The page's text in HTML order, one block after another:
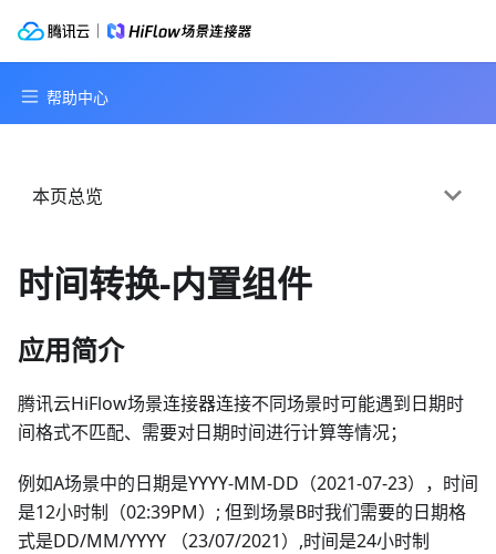
本页总览
时间转换-内置组件
应用简介
腾讯云HiFlow场景连接器连接不同场景时可能遇到日期时
间格式不匹配、需要对日期时间进行计算等情况；
例如A场景中的日期是YYYY-MM-DD（2021-07-23），时间
是12小时制（02:39PM）; 但到场景B时我们需要的日期格
式是DD/MM/YYYY （23/07/2021）,时间是24小时制